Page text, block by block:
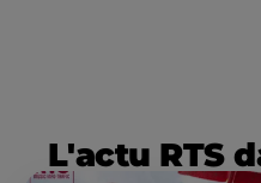
L'actu RTS